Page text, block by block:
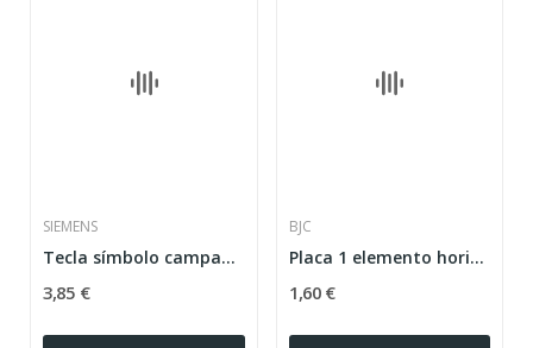
SIEMENS
Tecla símbolo campana aluminio metalizado...
3,85 €
BJC
Placa 1 elemento horizontal serie Coral...
1,60 €